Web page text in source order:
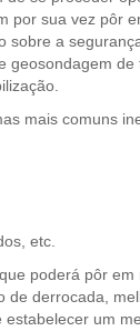
por sua vez pôr
a
mais comuns
etc.
poderá pôr
derrocada,
um